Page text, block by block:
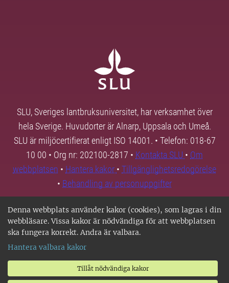
Denna webbplats använder kakor (cookies), som lagras i din
webbläsare. Vissa kakor är nödvändiga för att webbplatsen
ska fungera korrekt. Andra är valbara.
Hantera valbara kakor
Tillåt nödvändiga kakor
SLU, Sveriges lantbruksuniversitet, har verksamhet över
hela Sverige. Huvudorter är Alnarp, Uppsala och Umeå.
SLU är miljöcertifierat enligt ISO 14001. • Telefon: 018-67
10 00 • Org nr: 202100-2817 • Kontakta SLU • Om
webbplatsen • Hantera kakor • Tillgänglighetsredogörelse
• Behandling av personuppgifter